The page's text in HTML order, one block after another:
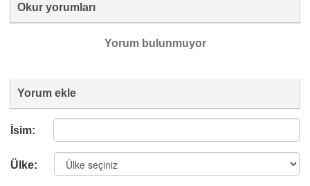
Okur yorumları
Yorum bulunmuyor
Yorum ekle
İsim:
Ülke: